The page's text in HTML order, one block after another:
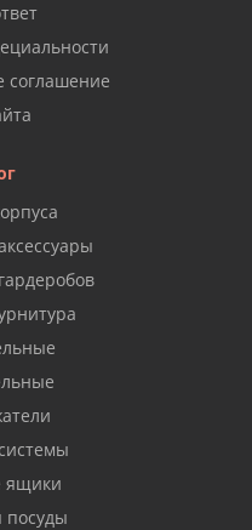
соглашение
ящики
посуды